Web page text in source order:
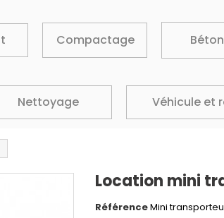
Compactage Béton
Nettoyage Véhicule et
Location mini
RéférenceMini